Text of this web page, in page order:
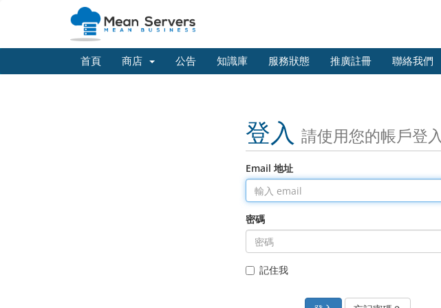
首頁 商店 公告 知識庫 服務狀態 推廣註冊 聯絡我們
登入 請使用您的帳戶登入
Email 地址
密碼
記住我